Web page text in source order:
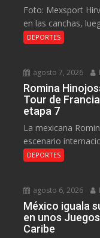
Foto: Mexsport
en las canchas,
DEPORTES
agosto 7, 2026
Romina
Tour de
etapa 7
La mexicana
escenario
DEPORTES
agosto 6, 2026
México iguala
en unos
Caribe